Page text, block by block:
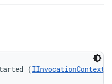
(IInvocationContext